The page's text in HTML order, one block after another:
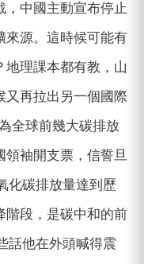
，中國主動宣布停止
來源。這時候可能有
地理課本都有教，山
又再拉出另一個國際
全球前幾大碳排放
領袖開支票，信誓旦
化碳排放量達到歷
階段，是碳中和的前
話他在外頭喊得震